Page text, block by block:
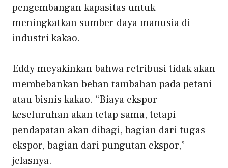
pengembangan kapasitas untuk
meningkatkan sumber daya manusia di
industri kakao.
Eddy meyakinkan bahwa retribusi tidak akan
membebankan beban tambahan pada petani
atau bisnis kakao. “Biaya ekspor
keseluruhan akan tetap sama, tetapi
pendapatan akan dibagi, bagian dari tugas
ekspor, bagian dari pungutan ekspor,”
jelasnya.